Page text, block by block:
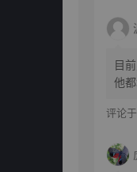
目
他
评论于